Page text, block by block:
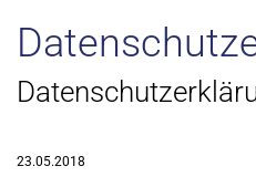
23.05.2018